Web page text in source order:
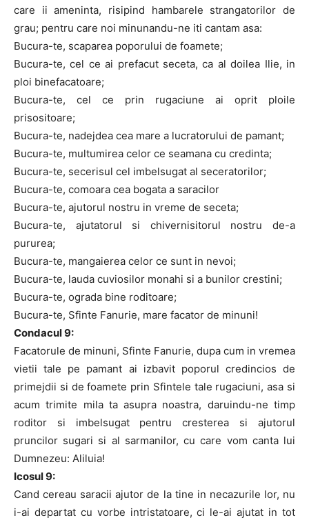
care ii ameninta, risipind hambarele strangatorilor de
grau; pentru care noi minunandu-ne iti cantam asa:
Bucura-te, scaparea poporului de foamete;
Bucura-te, cel ce ai prefacut seceta, ca al doilea Ilie, in
ploi binefacatoare;
Bucura-te, cel ce prin rugaciune ai oprit ploile
prisositoare;
Bucura-te, nadejdea cea mare a lucratorului de pamant;
Bucura-te, multumirea celor ce seamana cu credinta;
Bucura-te, secerisul cel imbelsugat al seceratorilor;
Bucura-te, comoara cea bogata a saracilor
Bucura-te, ajutorul nostru in vreme de seceta;
Bucura-te, ajutatorul si chivernisitorul nostru de-a
pururea;
Bucura-te, mangaierea celor ce sunt in nevoi;
Bucura-te, lauda cuviosilor monahi si a bunilor crestini;
Bucura-te, ograda bine roditoare;
Bucura-te, Sfinte Fanurie, mare facator de minuni!
Condacul 9:
Facatorule de minuni, Sfinte Fanurie, dupa cum in vremea
vietii tale pe pamant ai izbavit poporul credincios de
primejdii si de foamete prin Sfintele tale rugaciuni, asa si
acum trimite mila ta asupra noastra, daruindu-ne timp
roditor si imbelsugat pentru cresterea si ajutorul
pruncilor sugari si al sarmanilor, cu care vom canta lui
Dumnezeu: Aliluia!
Icosul 9:
Cand cereau saracii ajutor de la tine in necazurile lor, nu
i-ai departat cu vorbe intristatoare, ci le-ai ajutat in tot